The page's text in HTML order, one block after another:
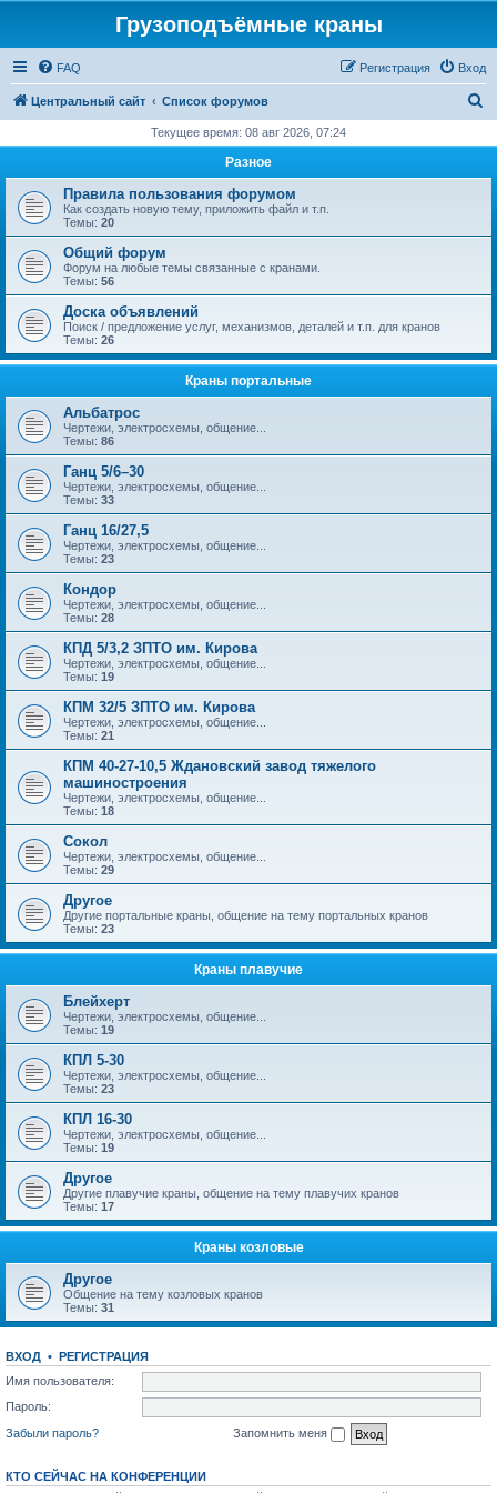
Грузоподъёмные краны
FAQ Вход
Регистрация
Центральный сайт Список форумов
с
Текущее время: 08 авг 2026, 07:24
Разное
Правила пользования форумом
Как создать новую тему, приложить файл и т.п.
Темы: 20
Общий форум
Форум на любые темы связанные с кранами.
Темы: 56
Доска объявлений
Поиск / предложение услуг, механизмов, деталей и т.п. для кранов
Темы: 26
Краны портальные
Альбатрос
Чертежи, электросхемы, общение...
Темы: 86
Ганц 5/6–30
Чертежи, электросхемы, общение...
Темы: 33
Ганц 16/27,5
Чертежи, электросхемы, общение...
Темы: 23
Кондор
Чертежи, электросхемы, общение...
Темы: 28
КПД 5/3,2 ЗПТО им. Кирова
Чертежи, электросхемы, общение...
Темы: 19
КПМ 32/5 ЗПТО им. Кирова
Чертежи, электросхемы, общение...
Темы: 21
КПМ 40-27-10,5 Ждановский завод тяжелого
машиностроения
Чертежи, электросхемы, общение...
Темы: 18
Сокол
Чертежи, электросхемы, общение...
Темы: 29
Другое
Другие портальные краны, общение на тему портальных кранов
Темы: 23
Краны плавучие
Блейхерт
Чертежи, электросхемы, общение...
Темы: 19
КПЛ 5-30
Чертежи, электросхемы, общение...
Темы: 23
КПЛ 16-30
Чертежи, электросхемы, общение...
Темы: 19
Другое
Другие плавучие краны, общение на тему плавучих кранов
Темы: 17
Краны козловые
Другое
Общение на тему козловых кранов
Темы: 31
ВХОД • РЕГИСТРАЦИЯ
Имя пользователя:
Пароль:
Забыли пароль?
Запомнить меня
КТО СЕЙЧАС НА КОНФЕРЕНЦИИ